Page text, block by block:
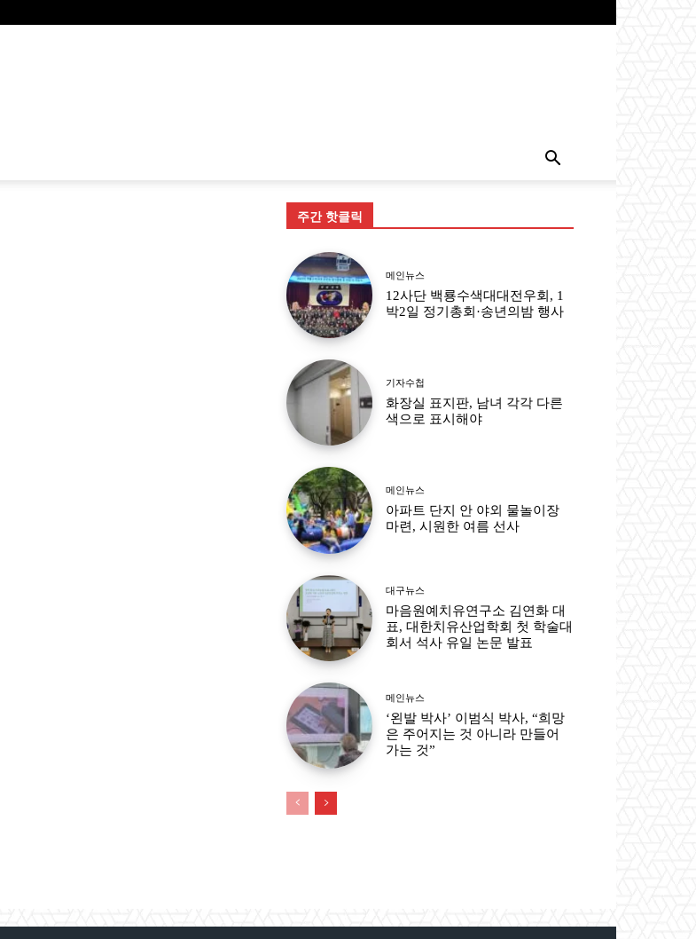
주간 핫클릭
메인뉴스
12사단 백룡수색대대전우회, 1
박2일 정기총회·송년의밤 행사
기자수첩
화장실 표지판, 남녀 각각 다른
색으로 표시해야
메인뉴스
아파트 단지 안 야외 물놀이장
마련, 시원한 여름 선사
대구뉴스
마음원예치유연구소 김연화 대
표, 대한치유산업학회 첫 학술대
회서 석사 유일 논문 발표
메인뉴스
‘왼발 박사’ 이범식 박사, “희망
은 주어지는 것 아니라 만들어
가는 것”